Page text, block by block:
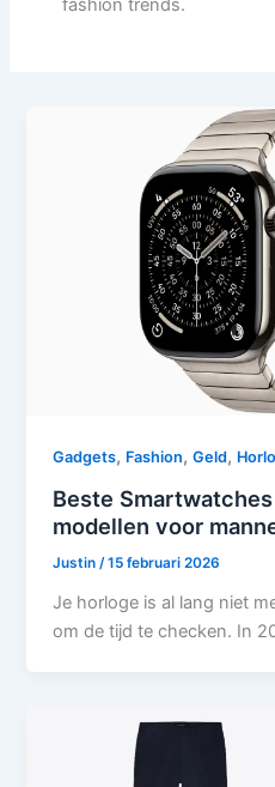
fashion trends.
Gadgets, Fashion,Geld,
Beste
modellen voor
Justin/15 februari 2026
Je horloge is al lang niet
om de tijd te checken. In